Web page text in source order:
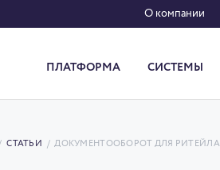
О компании
ПЛАТФОРМА СИСТЕМЫ
/ СТАТЬИ / ДОКУМЕНТООБОРОТ ДЛЯ РИТЕЙЛА